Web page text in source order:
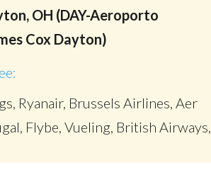
OH (DAY-Aeroporto
Cox Dayton)
Ryanair, Brussels Airlines, Aer
Flybe, Vueling, British Airways,